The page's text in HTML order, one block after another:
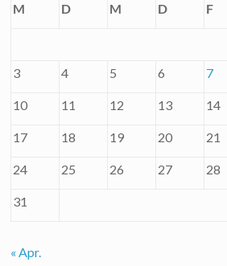
M D M D F
3 4 5 6 7
10 11 12 13 14
17 18 19 20 21
24 25 26 27 28
31
« Apr.